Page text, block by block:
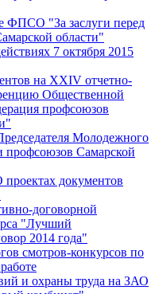
ФПСО "За заслуги перед
области"
7 октября 2015
на XXIV отчетно-
Общественной
профсоюзов
Молодежного
профсоюзов Самарской
документов
договорной
"Лучший
2014 года"
смотров-конкурсов по
и охраны труда на ЗАО